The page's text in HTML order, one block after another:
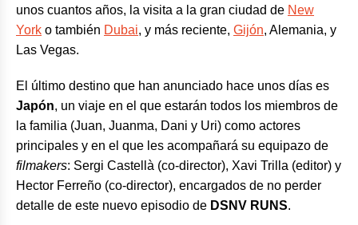
unos cuantos años, la visita a la gran ciudad de New
York o también Dubai, y más reciente, Gijón, Alemania, y
Las Vegas.
El último destino que han anunciado hace unos días es
Japón, un viaje en el que estarán todos los miembros de
la familia (Juan, Juanma, Dani y Uri) como actores
principales y en el que les acompañará su equipazo de
filmakers: Sergi Castellà (co-director), Xavi Trilla (editor) y
Hector Ferreño (co-director), encargados de no perder
detalle de este nuevo episodio de DSNV RUNS.